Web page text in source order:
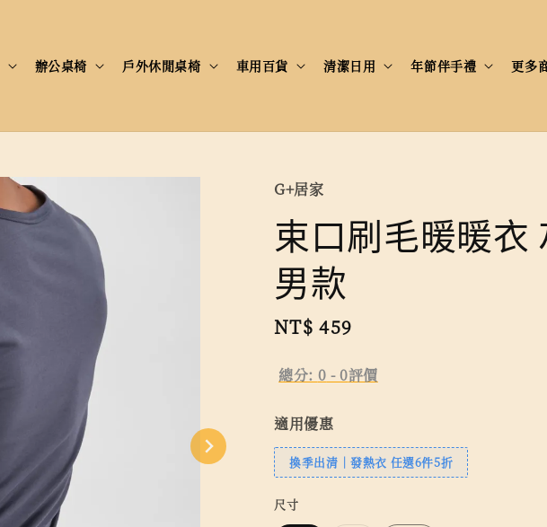
辦公桌椅 戶外休閒桌椅 車用百貨 清潔日用 年節伴手禮 更多
G+居家
束口刷毛暖暖衣
男款
Regular
NT$ 459
總分: 0 -0評價
適用優惠
換季出清｜發熱衣 任選6件5折
尺寸